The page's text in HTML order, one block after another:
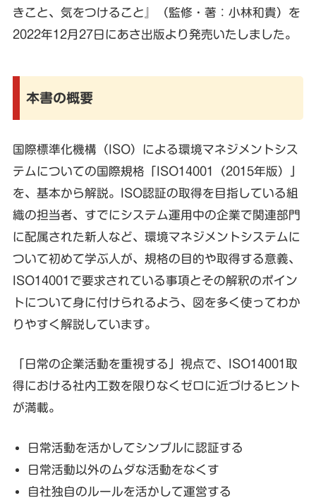
きこと、気をつけること』（監修・著：小林和貴）を
2022年12月27日にあさ出版より発売いたしました。
本書の概要
国際標準化機構（ISO）による環境マネジメントシス
テムについての国際規格「ISO14001（2015年版）」
を、基本から解説。ISO認証の取得を目指している組
織の担当者、すでにシステム運用中の企業で関連部門
に配属された新人など、環境マネジメントシステムに
ついて初めて学ぶ人が、規格の目的や取得する意義、
ISO14001で要求されている事項とその解釈のポイン
トについて身に付けられるよう、図を多く使ってわか
りやすく解説しています。
「日常の企業活動を重視する」視点で、ISO14001取
得における社内工数を限りなくゼロに近づけるヒント
が満載。
日常活動を活かしてシンプルに認証する
日常活動以外のムダな活動をなくす
自社独自のルールを活かして運営する